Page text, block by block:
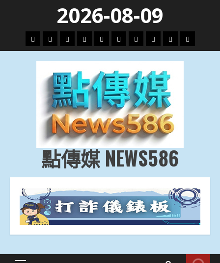
content
2026-08-09
頭
條
財
經
地
方.
會
文
教.
技
專
題
娛
樂
劇
政
治
國
際
運
動
生
活
點傳媒 NEWS586